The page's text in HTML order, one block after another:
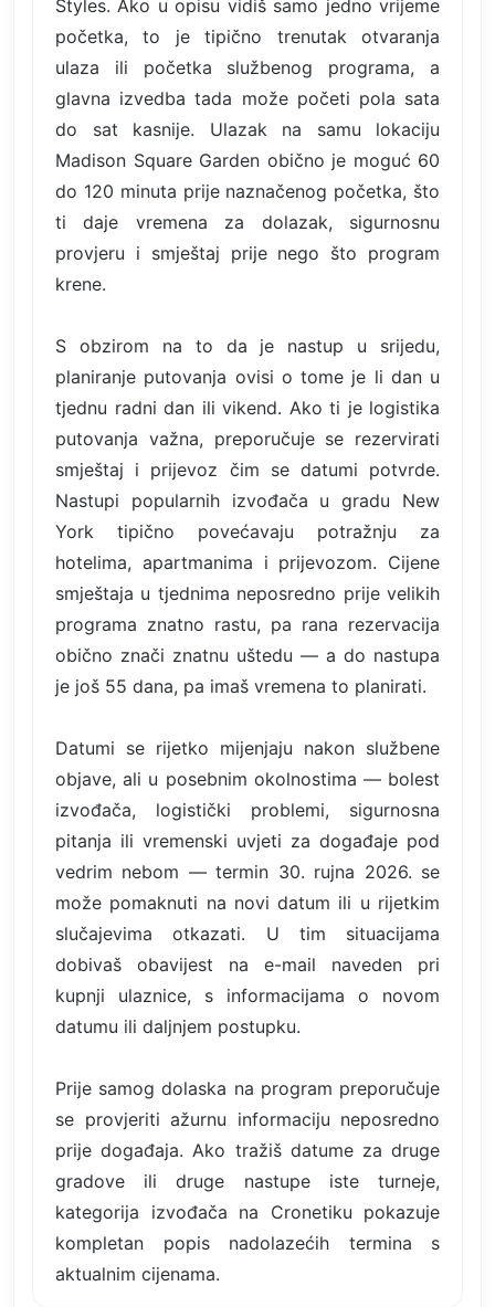
Styles. Ako u opisu vidiš samo jedno vrijeme
početka, to je tipično trenutak otvaranja
ulaza ili početka službenog programa, a
glavna izvedba tada može početi pola sata
do sat kasnije. Ulazak na samu lokaciju
Madison Square Garden obično je moguć 60
do 120 minuta prije naznačenog početka, što
ti daje vremena za dolazak, sigurnosnu
provjeru i smještaj prije nego što program
krene.
S obzirom na to da je nastup u srijedu,
planiranje putovanja ovisi o tome je li dan u
tjednu radni dan ili vikend. Ako ti je logistika
putovanja važna, preporučuje se rezervirati
smještaj i prijevoz čim se datumi potvrde.
Nastupi popularnih izvođača u gradu New
York tipično povećavaju potražnju za
hotelima, apartmanima i prijevozom. Cijene
smještaja u tjednima neposredno prije velikih
programa znatno rastu, pa rana rezervacija
obično znači znatnu uštedu — a do nastupa
je još 55 dana, pa imaš vremena to planirati.
Datumi se rijetko mijenjaju nakon službene
objave, ali u posebnim okolnostima — bolest
izvođača, logistički problemi, sigurnosna
pitanja ili vremenski uvjeti za događaje pod
vedrim nebom — termin 30. rujna 2026. se
može pomaknuti na novi datum ili u rijetkim
slučajevima otkazati. U tim situacijama
dobivaš obavijest na e-mail naveden pri
kupnji ulaznice, s informacijama o novom
datumu ili daljnjem postupku.
Prije samog dolaska na program preporučuje
se provjeriti ažurnu informaciju neposredno
prije događaja. Ako tražiš datume za druge
gradove ili druge nastupe iste turneje,
kategorija izvođača na Cronetiku pokazuje
kompletan popis nadolazećih termina s
aktualnim cijenama.